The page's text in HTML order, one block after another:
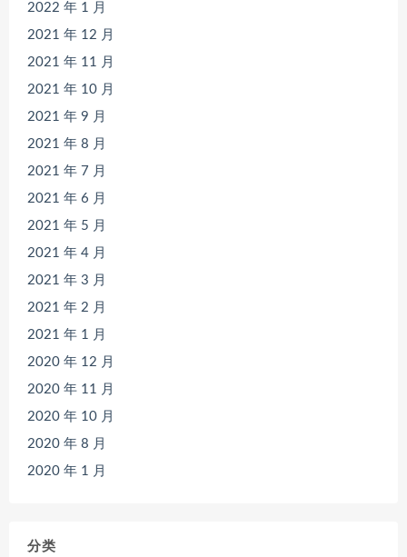
2022 年 1 月
2021 年 12 月
2021 年 11 月
2021 年 10 月
2021 年 9 月
2021 年 8 月
2021 年 7 月
2021 年 6 月
2021 年 5 月
2021 年 4 月
2021 年 3 月
2021 年 2 月
2021 年 1 月
2020 年 12 月
2020 年 11 月
2020 年 10 月
2020 年 8 月
2020 年 1 月
分类